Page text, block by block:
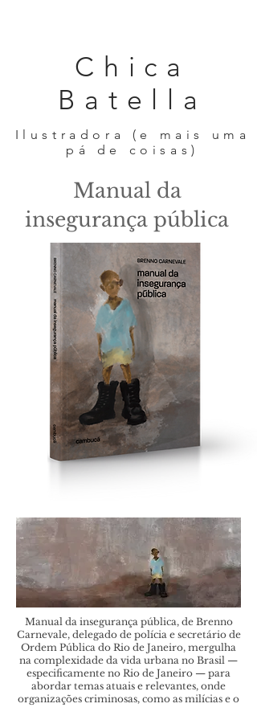
Chica
Batella
Ilustradora (e mais uma
pá de coisas)
Manual da
insegurança pública
Manual da insegurança pública, de Brenno
Carnevale, delegado de polícia e secretário de
Ordem Pública do Rio de Janeiro, mergulha
na complexidade da vida urbana no Brasil —
especificamente no Rio de Janeiro — para
abordar temas atuais e relevantes, onde
organizações criminosas, como as milícias e o